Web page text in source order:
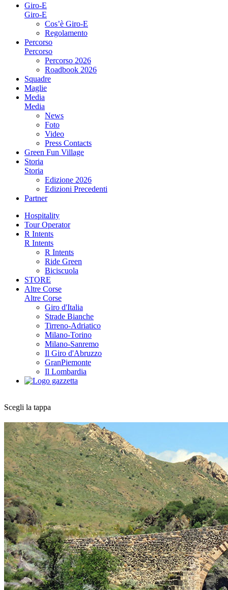
Giro-E
Giro-E
Cos’è Giro-E
Regolamento
Percorso
Percorso
Percorso 2026
Roadbook 2026
Squadre
Maglie
Media
Media
News
Foto
Video
Press Contacts
Green Fun Village
Storia
Storia
Edizione 2026
Edizioni Precedenti
Partner
Hospitality
Tour Operator
R Intents
R Intents
R Intents
Ride Green
Biciscuola
STORE
Altre Corse
Altre Corse
Giro d'Italia
Strade Bianche
Tirreno-Adriatico
Milano-Torino
Milano-Sanremo
Il Giro d'Abruzzo
GranPiemonte
Il Lombardia
Scegli la tappa